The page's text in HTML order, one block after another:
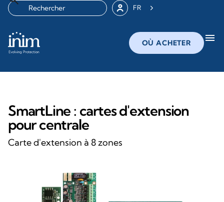
FR
OÙ ACHETER menu
SmartLine : cartes d'extension
pour centrale
Carte d'extension à 8 zones